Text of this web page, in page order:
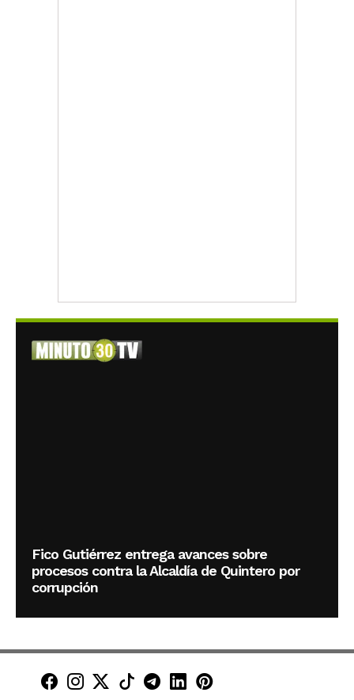
Fico Gutiérrez entrega avances sobre
procesos contra la Alcaldía de Quintero por
corrupción
Minuto30 en Facebook
Minuto30 en Instagram
Minuto30 en X (Twitter)
Minuto30 en TikTok
Canal de Minuto30 en
Minuto30 en LinkedIn
Minuto30 en